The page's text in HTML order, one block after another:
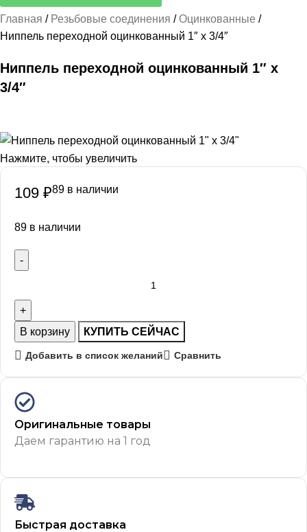
Главная Резьбовые соединения
Оцинкованные
Ниппель переходной оцинкованный 1″ x 3/4″
Ниппель переходной оцинкованный 1″ x
3/4″
Нажмите, чтобы увеличить
109 ₽89 в наличии
89 в наличии
В корзину КУПИТЬ СЕЙЧАС
Добавить в список желаний Сравнить
Оригинальные товары
Даем гарантию на 1 год
Быстрая доставка